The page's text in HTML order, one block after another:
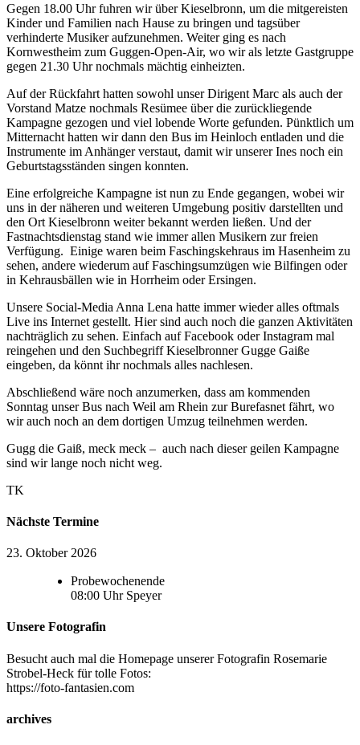
Gegen 18.00 Uhr fuhren wir über Kieselbronn, um die mitgereisten
Kinder und Familien nach Hause zu bringen und tagsüber
verhinderte Musiker aufzunehmen. Weiter ging es nach
Kornwestheim zum Guggen-Open-Air, wo wir als letzte Gastgruppe
gegen 21.30 Uhr nochmals mächtig einheizten.
Auf der Rückfahrt hatten sowohl unser Dirigent Marc als auch der
Vorstand Matze nochmals Resümee über die zurückliegende
Kampagne gezogen und viel lobende Worte gefunden. Pünktlich um
Mitternacht hatten wir dann den Bus im Heinloch entladen und die
Instrumente im Anhänger verstaut, damit wir unserer Ines noch ein
Geburtstagsständen singen konnten.
Eine erfolgreiche Kampagne ist nun zu Ende gegangen, wobei wir
uns in der näheren und weiteren Umgebung positiv darstellten und
den Ort Kieselbronn weiter bekannt werden ließen. Und der
Fastnachtsdienstag stand wie immer allen Musikern zur freien
Verfügung. Einige waren beim Faschingskehraus im Hasenheim zu
sehen, andere wiederum auf Faschingsumzügen wie Bilfingen oder
in Kehrausbällen wie in Horrheim oder Ersingen.
Unsere Social-Media Anna Lena hatte immer wieder alles oftmals
Live ins Internet gestellt. Hier sind auch noch die ganzen Aktivitäten
nachträglich zu sehen. Einfach auf Facebook oder Instagram mal
reingehen und den Suchbegriff Kieselbronner Gugge Gaiße
eingeben, da könnt ihr nochmals alles nachlesen.
Abschließend wäre noch anzumerken, dass am kommenden
Sonntag unser Bus nach Weil am Rhein zur Burefasnet fährt, wo
wir auch noch an dem dortigen Umzug teilnehmen werden.
Gugg die Gaiß, meck meck – auch nach dieser geilen Kampagne
sind wir lange noch nicht weg.
TK
Nächste Termine
23. Oktober 2026
Probewochenende
08:00 Uhr Speyer
Unsere Fotografin
Besucht auch mal die Homepage unserer Fotografin Rosemarie
Strobel-Heck für tolle Fotos:
https://foto-fantasien.com
archives